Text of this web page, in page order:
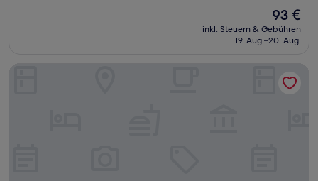
Der
Preis
beträgt
93 €
inkl. Steuern & Gebühren
19. Aug.–20. Aug.